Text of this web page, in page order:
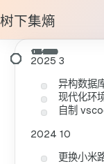
树下集熵
2025 3
异构数据
现代化环
自制
2024 10
更换小米